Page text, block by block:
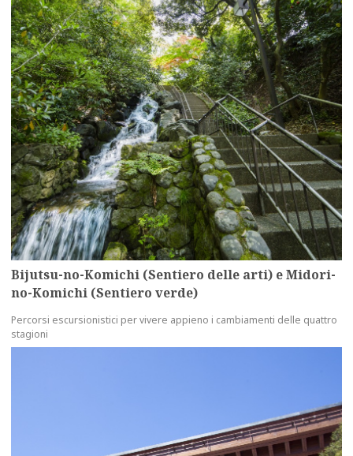
Bijutsu-no-Komichi (Sentiero delle arti) e Midori-
no-Komichi (Sentiero verde)
Percorsi escursionistici per vivere appieno i cambiamenti delle quattro
stagioni